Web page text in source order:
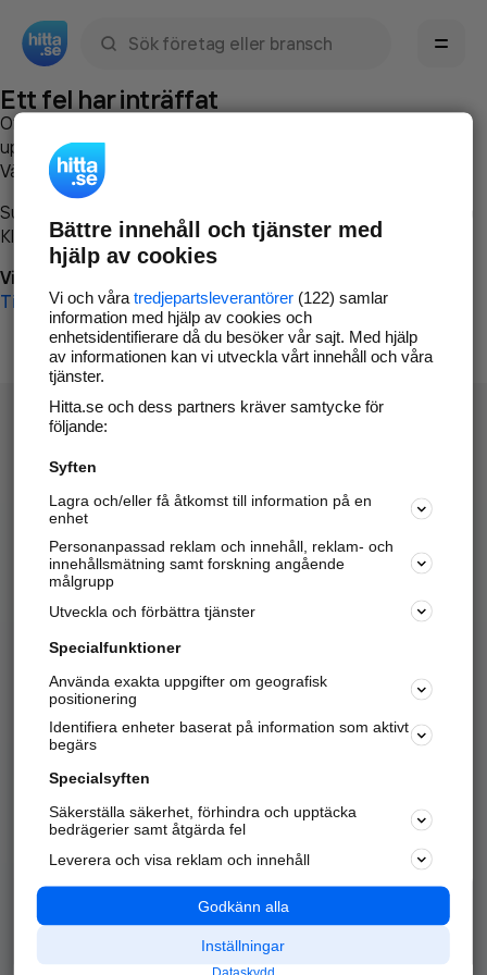
Ett fel har inträffat
Om du vill kan du
uppstod så att vi lättare och snabbare kan avhjälpa det.
Vänligen försök med följande:
Surfa till
Klicka påTillbaka-knappen i webbläsaren och försök igen
Vi beklagar besväret!
Till startsidan
Hitta.se - Gratis nummerupplysning.
Sök företag, personer och platser.
Hitta telefonnummer, adresser, företagsinfo mm.
Marknadsför företaget
Kom igång och annonsera mot
samarbetspartners nära dig.
Alla kategorier
Populära sökningar
API & Kartor
Annonsera
Integritet
Nödnummer
Bättre innehåll och tjänster med
hjälp av cookies
Vi och våra tredjepartsleverantörer(122) samlar
information med hjälp av cookies och
enhetsidentifierare då du besöker vår sajt. Med hjälp
av informationen kan vi utveckla vårt innehåll och våra
tjänster.
Hitta.se och dess partners kräver samtycke för
följande:
Syften
Lagra och/eller få åtkomst till information på en
enhet
Personanpassad reklam och innehåll, reklam- och
innehållsmätning samt forskning angående
målgrupp
Utveckla och förbättra tjänster
Specialfunktioner
Använda exakta uppgifter om geografisk
positionering
Identifiera enheter baserat på information som aktivt
begärs
Specialsyften
Säkerställa säkerhet, förhindra och upptäcka
bedrägerier samt åtgärda fel
Leverera och visa reklam och innehåll
Godkänn alla
Inställningar
Dataskydd